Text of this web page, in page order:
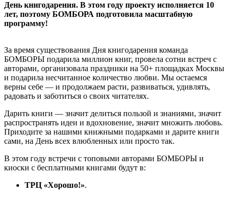
День книгодарения. В этом году проекту исполняется 10
лет, поэтому БОМБОРА подготовила масштабную
программу!
За время существования Дня книгодарения команда
БОМБОРЫ подарила миллион книг, провела сотни встреч с
авторами, организовала праздники на 50+ площадках Москвы
и подарила несчитанное количество любви. Мы остаемся
верны себе — и продолжаем расти, развиваться, удивлять,
радовать и заботиться о своих читателях.
Дарить книги — значит делиться пользой и знаниями, значит
распространять идеи и вдохновение, значит множить любовь.
Приходите за нашими книжными подарками и дарите книги
сами, на День всех влюбленных или просто так.
В этом году встречи с топовыми авторами БОМБОРЫ и
киоски с бесплатными книгами будут в:
ТРЦ «Хорошо!».